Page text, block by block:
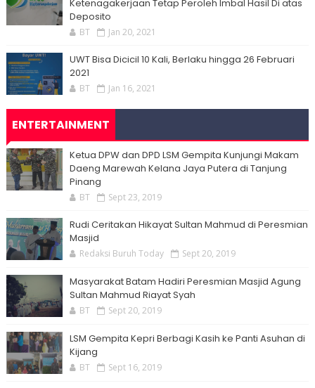
Ketenagakerjaan Tetap Peroleh Imbal Hasil Di atas
Deposito
BT Jan 20, 2021
UWT Bisa Dicicil 10 Kali, Berlaku hingga 26 Februari
2021
BT Jan 16, 2021
ENTERTAINMENT
Ketua DPW dan DPD LSM Gempita Kunjungi Makam
Daeng Marewah Kelana Jaya Putera di Tanjung
Pinang
BT Sept 23, 2019
Rudi Ceritakan Hikayat Sultan Mahmud di Peresmian
Masjid
Redaksi Buruh Today Sept 20, 2019
Masyarakat Batam Hadiri Peresmian Masjid Agung
Sultan Mahmud Riayat Syah
BT Sept 20, 2019
LSM Gempita Kepri Berbagi Kasih ke Panti Asuhan di
Kijang
BT Sept 16, 2019